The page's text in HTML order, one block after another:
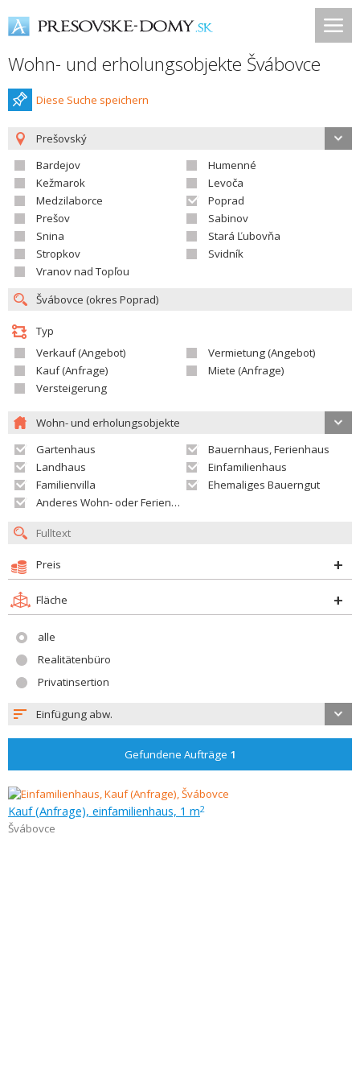
Wohn- und erholungsobjekte Švábovce
Diese Suche speichern
Prešovský
Bardejov
Humenné
Kežmarok
Levoča
Medzilaborce
Poprad
Prešov
Sabinov
Snina
Stará Ľubovňa
Stropkov
Svidník
Vranov nad Topľou
Typ
Verkauf (Angebot)
Vermietung (Angebot)
Kauf (Anfrage)
Miete (Anfrage)
Versteigerung
Wohn- und erholungsobjekte
Gartenhaus
Bauernhaus, Ferienhaus
Landhaus
Einfamilienhaus
Familienvilla
Ehemaliges Bauerngut
Anderes Wohn- oder Ferienobjekt
Preis
Fläche
alle
Realitätenbüro
Privatinsertion
Einfügung abw.
Gefundene Aufträge 1
Kauf (Anfrage), einfamilienhaus, 1 m2
Švábovce